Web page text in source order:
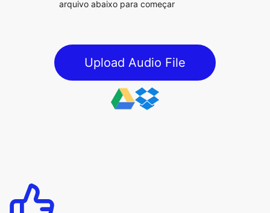
Upload Audio File
Fácil de usar
Nossa ferramenta gratuita de edição de som é muito simples